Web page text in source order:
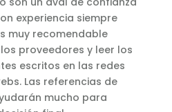
experiencia siempre
muy recomendable
proveedores y leer los
escritos en las redes
Las referencias de
mucho para